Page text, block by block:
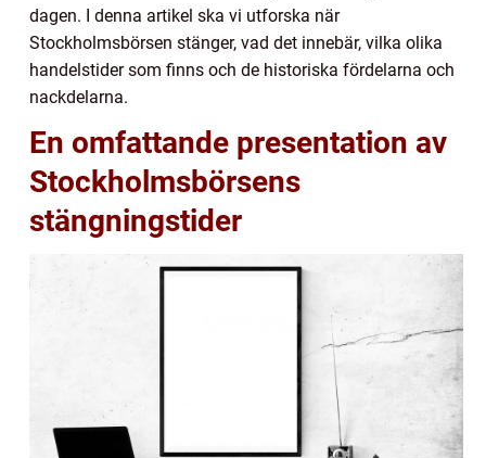
dagen. I denna artikel ska vi utforska när
Stockholmsbörsen stänger, vad det innebär, vilka olika
handelstider som finns och de historiska fördelarna och
nackdelarna.
En omfattande presentation av
Stockholmsbörsens
stängningstider